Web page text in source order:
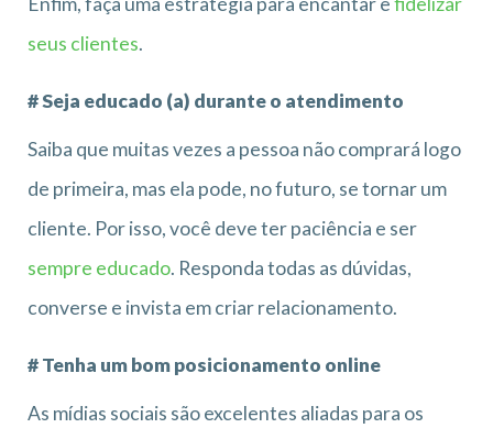
seus clientes.
# Seja educado (a) durante o atendimento
Saiba que muitas vezes a pessoa não comprará logo
de primeira, mas ela pode, no futuro, se tornar um
cliente. Por isso, você deve ter paciência e ser
sempre educado. Responda todas as dúvidas,
converse e invista em criar relacionamento.
# Tenha um bom posicionamento online
As mídias sociais são excelentes aliadas para os